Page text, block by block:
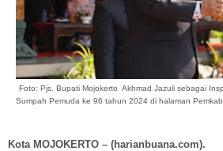
Foto: Pjs. Bupati Mojokerto Akhmad Jazuli sebagai
Sumpah Pemuda ke 96 tahun 2024 di halaman
Kota MOJOKERTO – (harianbuana.com).